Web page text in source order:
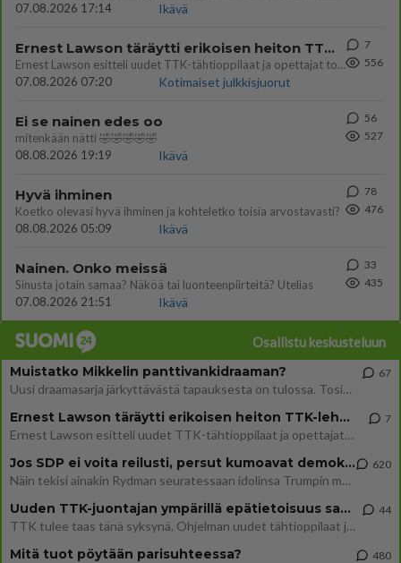
07.08.2026 17:14
Ikävä
Ernest Lawson täräytti erikoisen heiton TTK-lehdistötilaisuudessa: " Onko tässä tarkoituksena...?"
Ernest Lawson esitteli uudet TTK-tähtioppilaat ja opettajat torstaina 6.8. lehdistölle. Tulevalla kaudella on yksi hausk
07.08.2026 07:20
Kotimaiset julkkisjuorut
7
556
Ei se nainen edes oo
mitenkään nätti 🤣🤣🤣🤣🤣
08.08.2026 19:19
Ikävä
56
527
Hyvä ihminen
Koetko olevasi hyvä ihminen ja kohteletko toisia arvostavasti?
08.08.2026 05:09
Ikävä
78
476
Nainen. Onko meissä
Sinusta jotain samaa? Näköä tai luonteenpiirteitä? Utelias
07.08.2026 21:51
Ikävä
33
435
Osallistu keskusteluun
Muistatko Mikkelin panttivankidraaman?
Uusi draamasarja järkyttävästä tapauksesta on tulossa. Tositapahtumiin perustuva sarja ammentaa vuoden 1986 Mikkelin pan
67
Ernest Lawson täräytti erikoisen heiton TTK-lehdistötilaisuudessa: " Onko tässä tarkoituksena...?"
Ernest Lawson esitteli uudet TTK-tähtioppilaat ja opettajat torstaina 6.8. lehdistölle. Tulevalla kaudella on yksi hausk
7
Jos SDP ei voita reilusti, persut kumoavat demokratian Suomesta
Näin tekisi ainakin Rydman seuratessaan idolinsa Trumpin mallia https://www.is.fi/politiikka/art-2000012187244.html
620
Uuden TTK-juontajan ympärillä epätietoisuus sakenee - Nyt MTV hämmentää soppaa
TTK tulee taas tänä syksynä. Ohjelman uudet tähtioppilaat julkistetaan torstaina 6. elokuuta klo 14 alkavassa lehdistö
44
Mitä tuot pöytään parisuhteessa? 480